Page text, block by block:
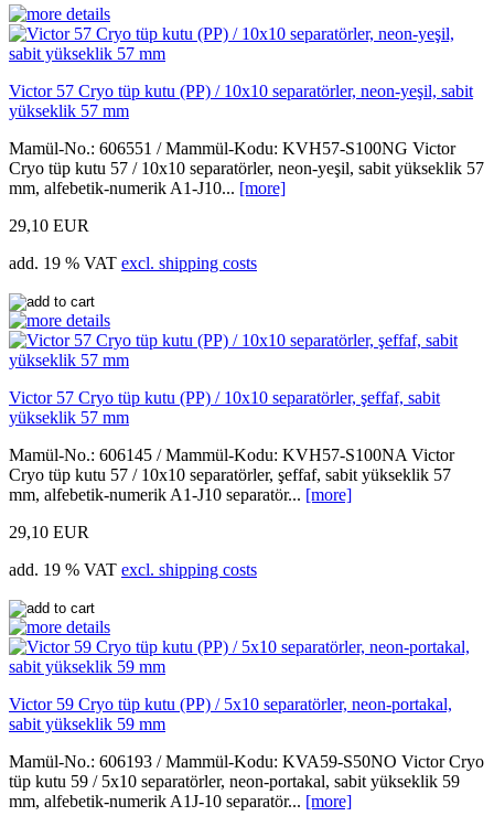
Victor 57 Cryo tüp kutu (PP) / 10x10 separatörler, neon-yeşil, sabit
yükseklik 57 mm
Mamül-No.: 606551 / Mammül-Kodu: KVH57-S100NG Victor
Cryo tüp kutu 57 / 10x10 separatörler, neon-yeşil, sabit yükseklik 57
mm, alfebetik-numerik A1-J10... [more]
29,10 EUR
add. 19 % VAT excl. shipping costs
Victor 57 Cryo tüp kutu (PP) / 10x10 separatörler, şeffaf, sabit
yükseklik 57 mm
Mamül-No.: 606145 / Mammül-Kodu: KVH57-S100NA Victor
Cryo tüp kutu 57 / 10x10 separatörler, şeffaf, sabit yükseklik 57
mm, alfebetik-numerik A1-J10 separatör... [more]
29,10 EUR
add. 19 % VAT excl. shipping costs
Victor 59 Cryo tüp kutu (PP) / 5x10 separatörler, neon-portakal,
sabit yükseklik 59 mm
Mamül-No.: 606193 / Mammül-Kodu: KVA59-S50NO Victor Cryo
tüp kutu 59 / 5x10 separatörler, neon-portakal, sabit yükseklik 59
mm, alfebetik-numerik A1J-10 separatör... [more]